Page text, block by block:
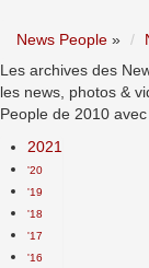
News People »
Les archives des
les news, photos &
People de 2010 avec
2021
'20
'19
'18
'17
'16